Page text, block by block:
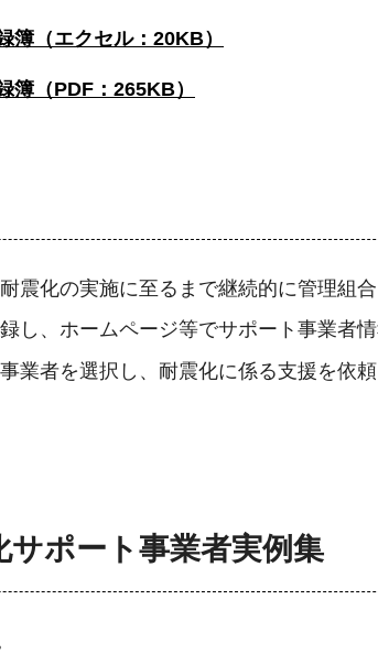
簿（エクセル：20KB）
簿（PDF：265KB）
震化の実施に至るまで継続的に管理組
し、ホームページ等でサポート事業者
業者を選択し、耐震化に係る支援を依頼
ポート事業者実例集